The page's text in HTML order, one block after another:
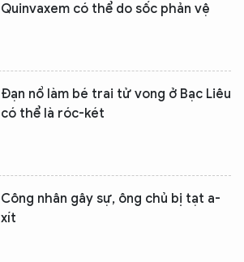
Quinvaxem có thể do sốc phản vệ
Đạn nổ làm bé trai tử vong ở Bạc Liêu
có thể là róc-két
Công nhân gây sự, ông chủ bị tạt a-
xít